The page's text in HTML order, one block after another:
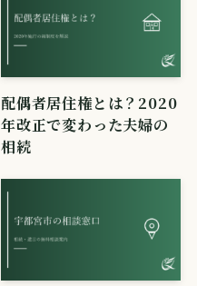
配偶者居住権とは？2020
年改正で変わった夫婦の
相続